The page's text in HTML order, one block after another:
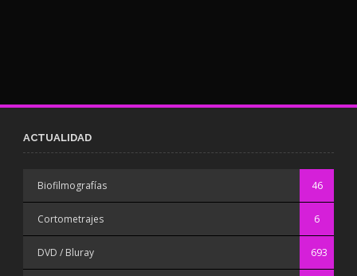
ACTUALIDAD
Biofilmografías 46
Cortometrajes 6
DVD / Bluray 693